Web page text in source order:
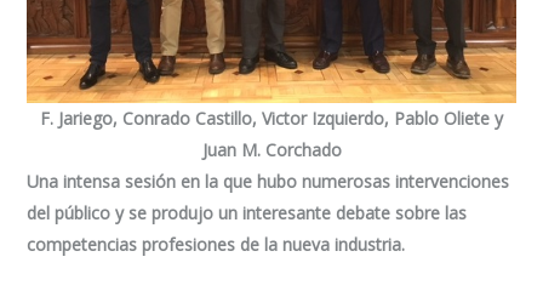
F. Jariego, Conrado Castillo, Victor Izquierdo, Pablo Oliete y
Juan M. Corchado
Una intensa sesión en la que hubo numerosas intervenciones
del público y se produjo un interesante debate sobre las
competencias profesiones de la nueva industria.